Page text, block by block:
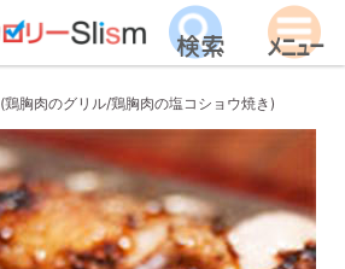
(鶏胸肉のグリル/鶏胸肉の塩コショウ焼き)